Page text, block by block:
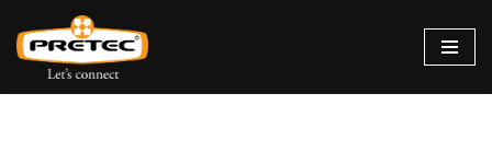
Siirry
suoraan